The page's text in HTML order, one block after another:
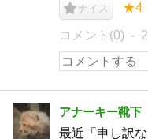
ナイス ★4
コメント(0)
アナーキー靴下
最近「申し訳